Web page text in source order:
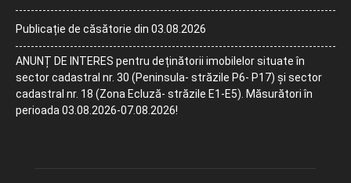
Publicație de căsătorie din 03.08.2026
ANUNȚ DE INTERES pentru deținătorii imobilelor situate în
sector cadastral nr. 30 (Peninsula- străzile P6- P17) și sector
cadastral nr. 18 (Zona Ecluză- străzile E1-E5). Măsurători în
perioada 03.08.2026-07.08.2026!